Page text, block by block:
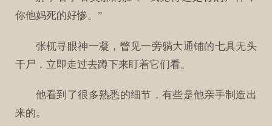
你他妈死的好惨。”
张杌寻眼神一凝，瞥见一旁躺大通铺的七具无头
干尸，立即走过去蹲下来盯着它们看。
他看到了很多熟悉的细节，有些是他亲手制造出
来的。